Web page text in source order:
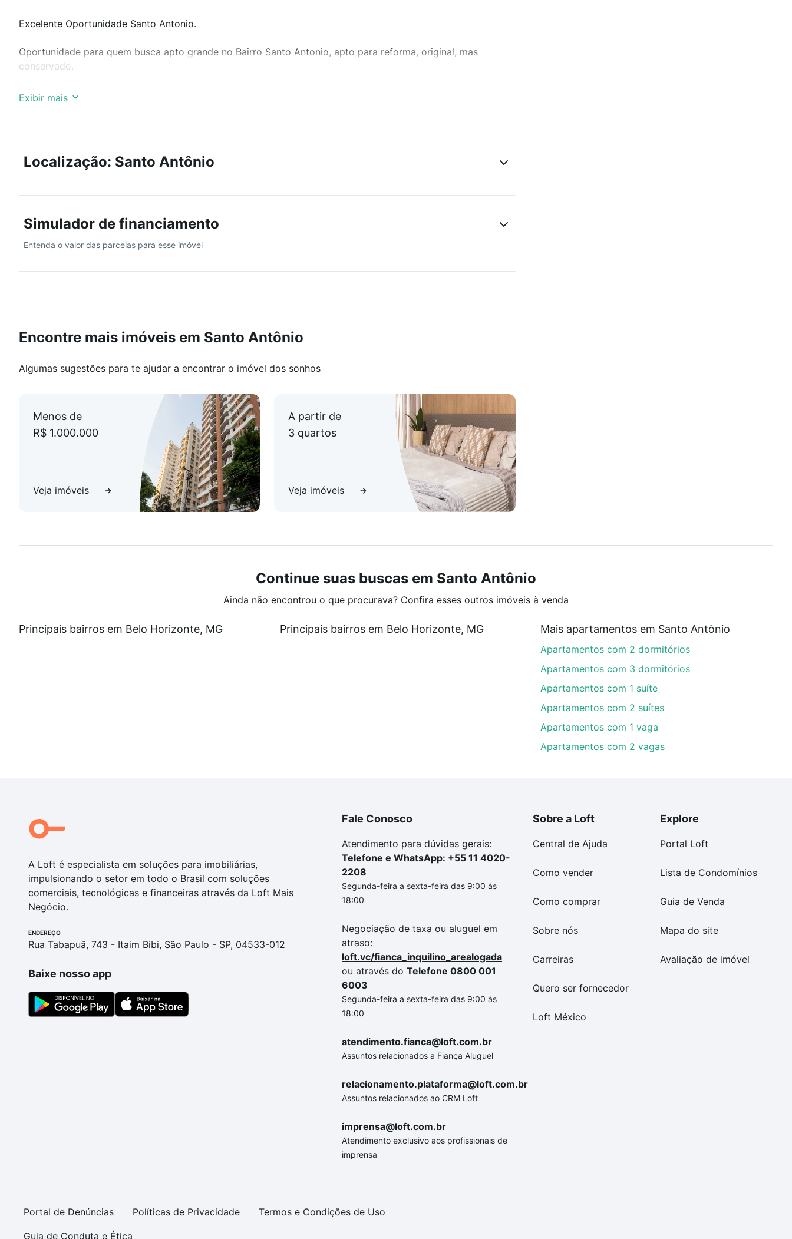
Excelente Oportunidade Santo Antonio.
Oportunidade para quem busca apto grande no Bairro Santo Antonio, apto para reforma, original, mas
conservado.
São 3 quartos e uma suite,
Varanda incorporada a sala
Prédio com fachada e acabamento das áreas comuns muito bem conservadas, porteiro noturno.
Seja para desfrutar das áreas verdes ou aproveitar o comércio e serviços, este apartamento é uma excelente
Exibir mais
Localização: Santo Antônio
Simulador de financiamento
Entenda o valor das parcelas para esse imóvel
Encontre mais imóveis em Santo Antônio
Algumas sugestões para te ajudar a encontrar o imóvel dos sonhos
Menos de
R$ 1.000.000
Veja imóveis
A partir de
3 quartos
Veja imóveis
Continue suas buscas em Santo Antônio
Ainda não encontrou o que procurava? Confira esses outros imóveis à venda
Principais bairros em Belo Horizonte, MG Principais bairros em Belo Horizonte, MG Mais apartamentos em Santo Antônio
Apartamentos com 2 dormitórios
Apartamentos com 3 dormitórios
Apartamentos com 1 suíte
Apartamentos com 2 suítes
Apartamentos com 1 vaga
Apartamentos com 2 vagas
A Loft é especialista em soluções para imobiliárias,
impulsionando o setor em todo o Brasil com soluções
comerciais, tecnológicas e financeiras através da Loft Mais
Negócio.
ENDEREÇO
Rua Tabapuã, 743 - Itaim Bibi, São Paulo - SP, 04533-012
Baixe nosso app
Fale Conosco
Atendimento para dúvidas gerais:
Telefone e WhatsApp: +55 11 4020-
2208
Segunda-feira a sexta-feira das 9:00 às
18:00
Negociação de taxa ou aluguel em
atraso:
loft.vc/fianca_inquilino_arealogada
ou através do Telefone 0800 001
6003
Segunda-feira a sexta-feira das 9:00 às
18:00
atendimento.fianca@loft.com.br
Assuntos relacionados a Fiança Aluguel
relacionamento.plataforma@loft.com.br
Assuntos relacionados ao CRM Loft
imprensa@loft.com.br
Atendimento exclusivo aos profissionais de
imprensa
Sobre a Loft
Central de Ajuda
Como vender
Como comprar
Sobre nós
Carreiras
Quero ser fornecedor
Loft México
Explore
Portal Loft
Lista de Condomínios
Guia de Venda
Mapa do site
Avaliação de imóvel
Portal de Denúncias Políticas de Privacidade Termos e Condições de Uso
Guia de Conduta e Ética